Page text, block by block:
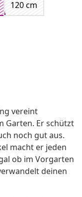
120 cm
vereint
Garten. Er schützt
noch gut aus.
macht er jeden
ob im Vorgarten
deinen